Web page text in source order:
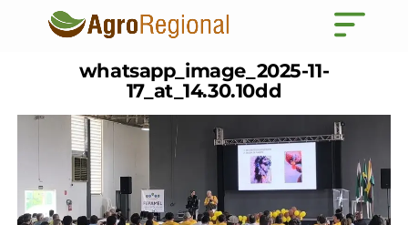
whatsapp_image_2025-11-
17_at_14.30.10dd